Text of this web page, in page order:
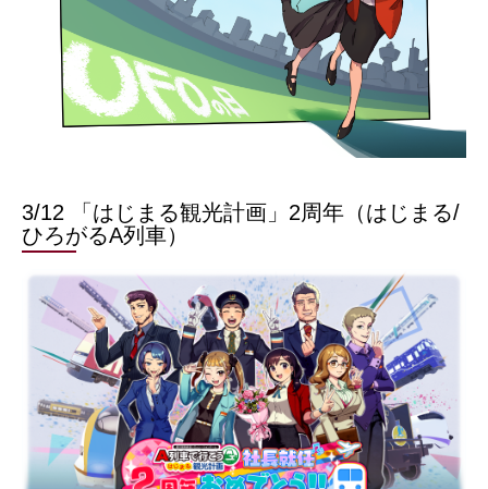
3/12 「はじまる観光計画」2周年（はじまる/
ひろがるA列車）